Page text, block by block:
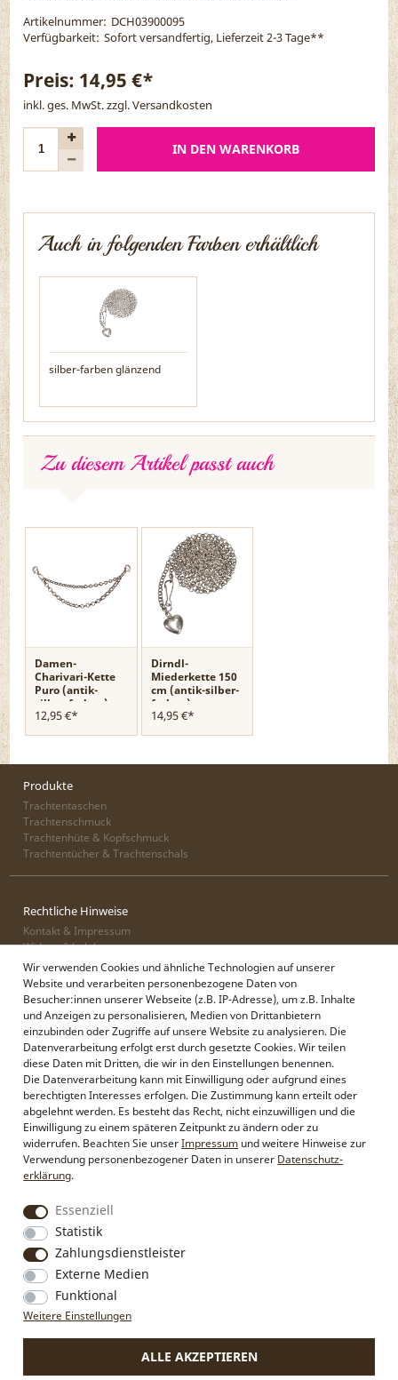
Artikelnummer: DCH03900095
Verfügbarkeit: Sofort versandfertig, Lieferzeit 2-3 Tage**
Preis: 14,95 €*
inkl. ges. MwSt. zzgl.Versandkosten
IN DEN WARENKORB
Auch in folgenden Farben erhältlich
silber-farben glänzend
Zu diesem Artikel passt auch
Damen-
Charivari-Kette
Puro (antik-
silber-farben)
12,95 €*
Dirndl-
Miederkette 150
cm (antik-silber-
farben)
14,95 €*
Produkte
Trachtentaschen
Trachtenschmuck
Trachtenhüte & Kopfschmuck
Trachtentücher & Trachtenschals
Rechtliche Hinweise
Kontakt & Impressum
Widerrufsbelehrung
Zahlung & Lieferung
Datenschutz
AGB
Alpenflüstern
Philosophie
Händlerbereich
Firmenkunden
Sonderanfertigungen
Pressebereich
Kontakt & Impressum
Social Media
Instagram
Facebook
VERTRAG WIDERRUFEN
Wir verwenden Cookies und ähnliche Technologien auf unserer
Website und verarbeiten personenbezogene Daten von
Besucher:innen unserer Webseite (z.B. IP-Adresse), um z.B. Inhalte
und Anzeigen zu personalisieren, Medien von Drittanbietern
einzubinden oder Zugriffe auf unsere Website zu analysieren. Die
Datenverarbeitung erfolgt erst durch gesetzte Cookies. Wir teilen
diese Daten mit Dritten, die wir in den Einstellungen benennen.
Die Datenverarbeitung kann mit Einwilligung oder aufgrund eines
berechtigten Interesses erfolgen. Die Zustimmung kann erteilt oder
abgelehnt werden. Es besteht das Recht, nicht einzuwilligen und die
Einwilligung zu einem späteren Zeitpunkt zu ändern oder zu
widerrufen. Beachten Sie unserImpressum und weitere Hinweise zur
Verwendung personenbezogener Daten in unserer Daten­schutz­
erklärung.
Essenziell
Statistik
Zahlungsdienstleister
Externe Medien
Funktional
Weitere Einstellungen
ALLE AKZEPTIEREN